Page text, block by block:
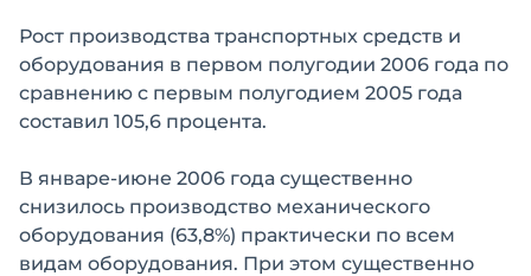
Рост производства транспортных средств и
оборудования в первом полугодии 2006 года по
сравнению с первым полугодием 2005 года
составил 105,6 процента.
В январе-июне 2006 года существенно
снизилось производство механического
оборудования (63,8%) практически по всем
видам оборудования. При этом существенно